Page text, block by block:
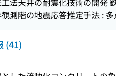
塔屋の有無によるピーク風
フサイクルコストの算定事
ルタイム統合マップの開
の有用性検証 バイオスティ
測階の地震応答推定手法 :
策事例 薄膜と空気圧を利
多孔質吸音材と非通気性膜
態の把握と省エネ対策とそ
て ICT機器の活用による業
(41)